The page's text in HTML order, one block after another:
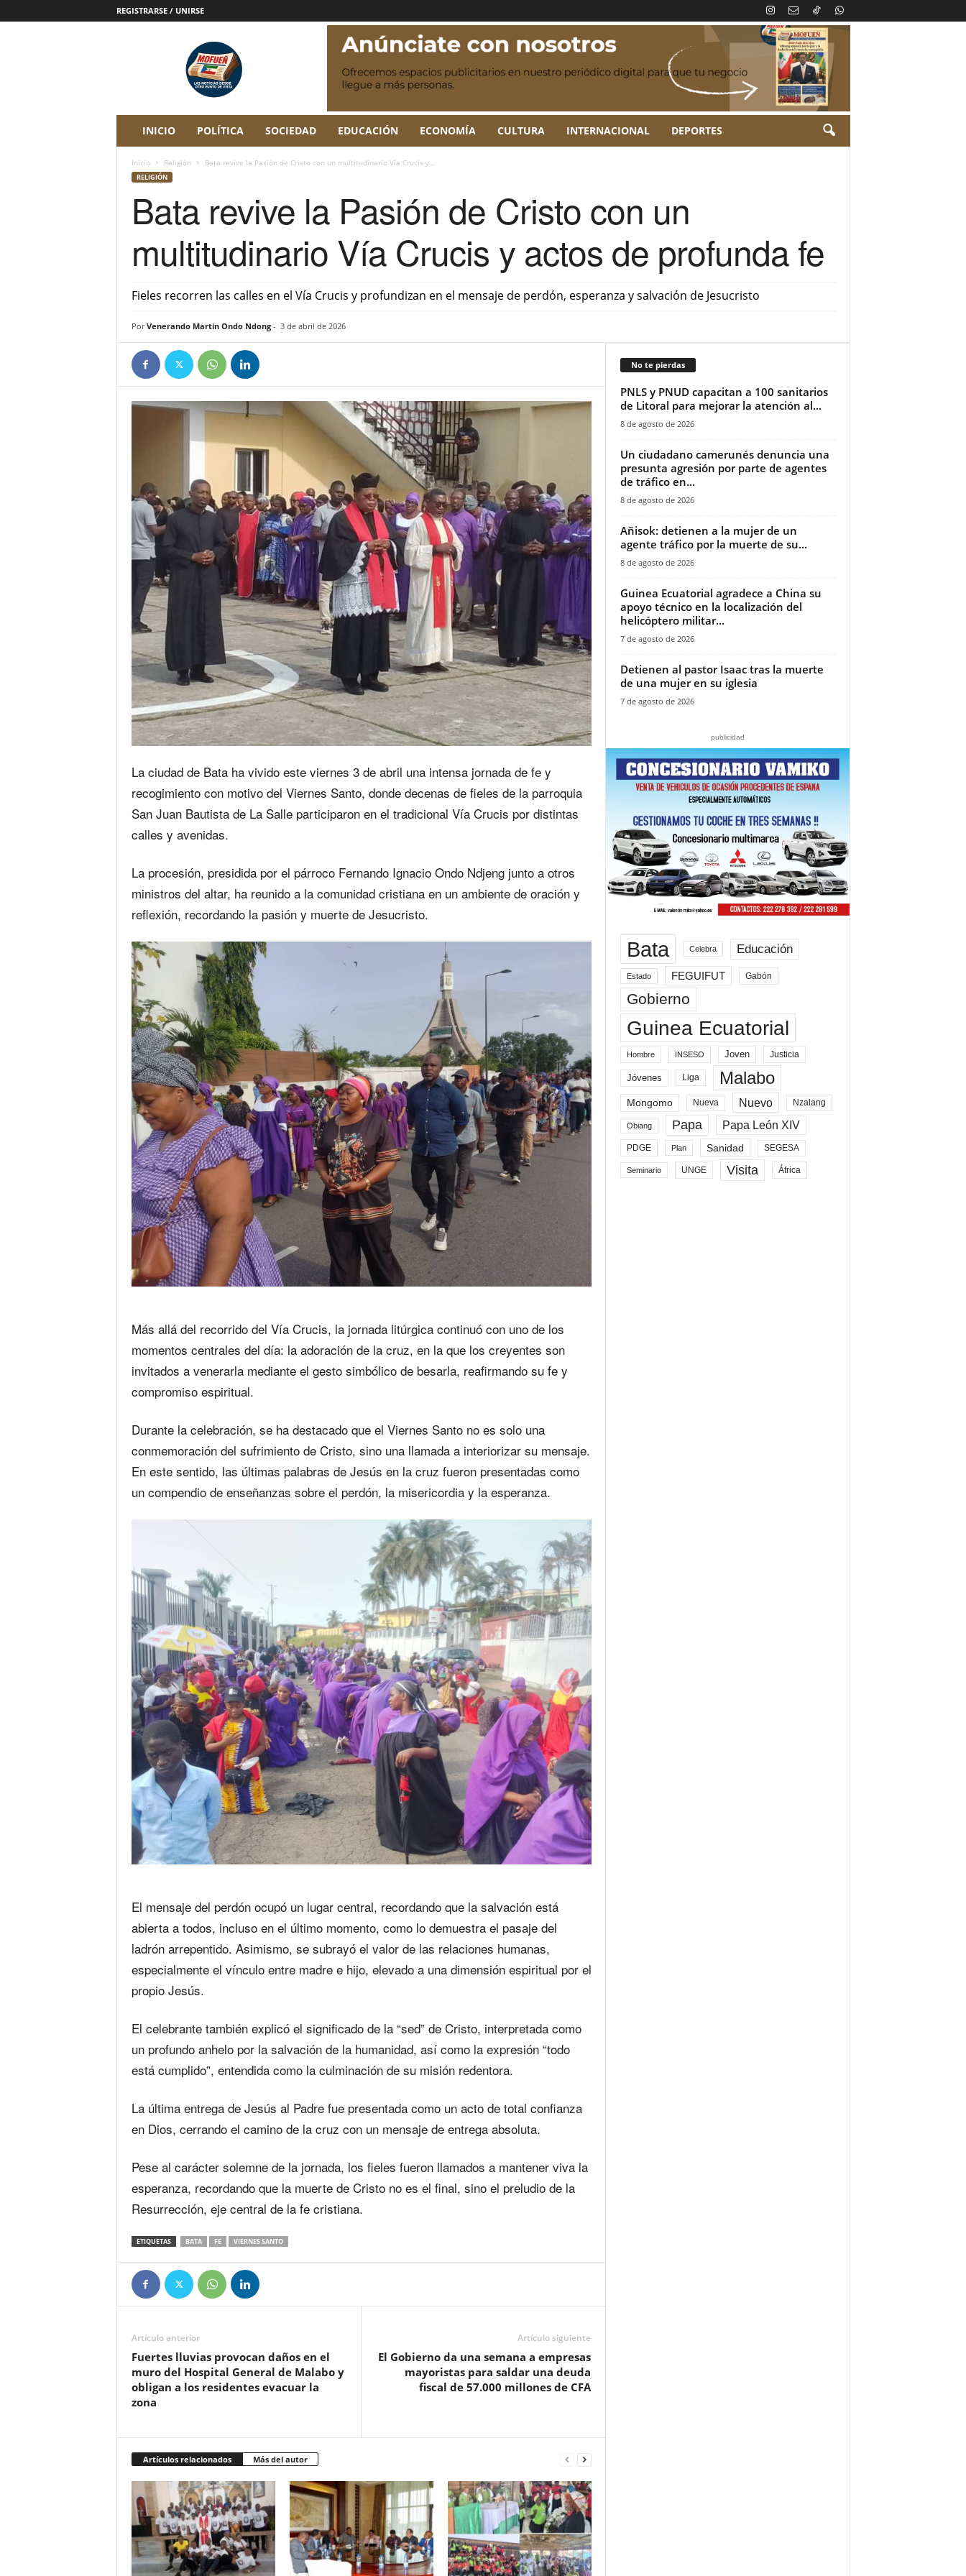
REGISTRARSE / UNIRSE
INICIO POLÍTICA SOCIEDAD EDUCACIÓN ECONOMÍA CULTURA INTERNACIONAL DEPORTES
Inicio Religión Bata revive la Pasión de Cristo con un multitudinario Vía Crucis y...
RELIGIÓN
Bata revive la Pasión de Cristo con un
multitudinario Vía Crucis y actos de profunda fe
Fieles recorren las calles en el Vía Crucis y profundizan en el mensaje de perdón, esperanza y salvación de Jesucristo
Por Venerando Martin Ondo Ndong- 3 de abril de 2026
La ciudad de Bata ha vivido este viernes 3 de abril una intensa jornada de fe y
recogimiento con motivo del Viernes Santo, donde decenas de fieles de la parroquia
San Juan Bautista de La Salle participaron en el tradicional Vía Crucis por distintas
calles y avenidas.
La procesión, presidida por el párroco Fernando Ignacio Ondo Ndjeng junto a otros
ministros del altar, ha reunido a la comunidad cristiana en un ambiente de oración y
reflexión, recordando la pasión y muerte de Jesucristo.
Más allá del recorrido del Vía Crucis, la jornada litúrgica continuó con uno de los
momentos centrales del día: la adoración de la cruz, en la que los creyentes son
invitados a venerarla mediante el gesto simbólico de besarla, reafirmando su fe y
compromiso espiritual.
Durante la celebración, se ha destacado que el Viernes Santo no es solo una
conmemoración del sufrimiento de Cristo, sino una llamada a interiorizar su mensaje.
En este sentido, las últimas palabras de Jesús en la cruz fueron presentadas como
un compendio de enseñanzas sobre el perdón, la misericordia y la esperanza.
El mensaje del perdón ocupó un lugar central, recordando que la salvación está
abierta a todos, incluso en el último momento, como lo demuestra el pasaje del
ladrón arrepentido. Asimismo, se subrayó el valor de las relaciones humanas,
especialmente el vínculo entre madre e hijo, elevado a una dimensión espiritual por el
propio Jesús.
El celebrante también explicó el significado de la “sed” de Cristo, interpretada como
un profundo anhelo por la salvación de la humanidad, así como la expresión “todo
está cumplido”, entendida como la culminación de su misión redentora.
La última entrega de Jesús al Padre fue presentada como un acto de total confianza
en Dios, cerrando el camino de la cruz con un mensaje de entrega absoluta.
Pese al carácter solemne de la jornada, los fieles fueron llamados a mantener viva la
esperanza, recordando que la muerte de Cristo no es el final, sino el preludio de la
Resurrección, eje central de la fe cristiana.
ETIQUETAS BATA FE VIERNES SANTO
Artículo anterior
Fuertes lluvias provocan daños en el
muro del Hospital General de Malabo y
obligan a los residentes evacuar la
zona
Artículo siguiente
El Gobierno da una semana a empresas
mayoristas para saldar una deuda
fiscal de 57.000 millones de CFA
Artículos relacionados Más del autor
No te pierdas
PNLS y PNUD capacitan a 100 sanitarios
de Litoral para mejorar la atención al...
8 de agosto de 2026
‎Un ciudadano camerunés denuncia una
presunta agresión por parte de agentes
de tráfico en...
8 de agosto de 2026
Añisok: detienen a la mujer de un
agente tráfico por la muerte de su...
8 de agosto de 2026
Guinea Ecuatorial agradece a China su
apoyo técnico en la localización del
helicóptero militar...
7 de agosto de 2026
‎Detienen al pastor Isaac tras la muerte
de una mujer en su iglesia‎
7 de agosto de 2026
publicidad
Bata Celebra Educación
Estado FEGUIFUT Gabón
Gobierno
Guinea Ecuatorial
Hombre INSESO Joven Justicia
Jóvenes Liga Malabo
Mongomo Nueva Nuevo Nzalang
Obiang Papa Papa León XIV
PDGE Plan Sanidad SEGESA
Seminario UNGE Visita África